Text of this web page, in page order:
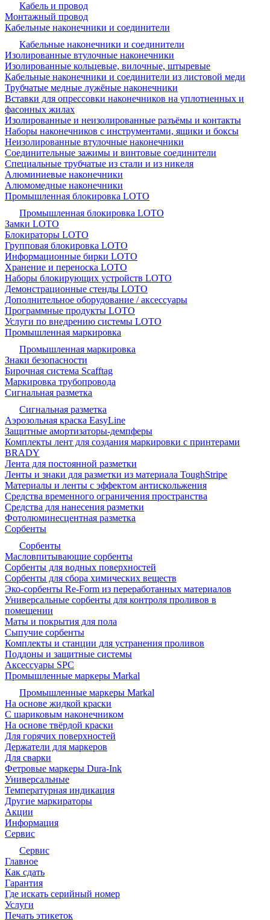
Кабель и провод
Монтажный провод
Кабельные наконечники и соединители
Кабельные наконечники и соединители
Изолированные втулочные наконечники
Изолированные кольцевые, вилочные, штыревые
Кабельные наконечники и соединители из листовой меди
Трубчатые медные лужёные наконечники
Вставки для опрессовки наконечников на уплотненных и
фасонных жилах
Изолированные и неизолированные разъёмы и контакты
Наборы наконечников с инструментами, ящики и боксы
Неизолированные втулочные наконечники
Соединительные зажимы и винтовые соединители
Специальные трубчатые из стали и из никеля
Алюминиевые наконечники
Алюмомедные наконечники
Промышленная блокировка LOTO
Промышленная блокировка LOTO
Замки LOTO
Блокираторы LOTO
Групповая блокировка LOTO
Информационные бирки LOTO
Хранение и переноска LOTO
Наборы блокирующих устройств LOTO
Демонстрационные стенды LOTO
Дополнительное оборудование / аксессуары
Программные продукты LOTO
Услуги по внедрению системы LOTO
Промышленная маркировка
Промышленная маркировка
Знаки безопасности
Бирочная система Scafftag
Маркировка трубопровода
Сигнальная разметка
Сигнальная разметка
Аэрозольная краска EasyLine
Защитные амортизаторы-демпферы
Комплекты лент для создания маркировки с принтерами
BRADY
Лента для постоянной разметки
Ленты и знаки для разметки из материала ToughStripe
Материалы и ленты с эффектом антискольжения
Средства временного ограничения пространства
Средства для нанесения разметки
Фотолюминесцентная разметка
Сорбенты
Сорбенты
Масловпитывающие сорбенты
Сорбенты для водных поверхностей
Сорбенты для сбора химических веществ
Эко-сорбенты Re-Form из переработанных материалов
Универсальные сорбенты для контроля проливов в
помещении
Маты и покрытия для пола
Сыпучие сорбенты
Комплекты и станции для устранения проливов
Поддоны и защитные системы
Аксессуары SPC
Промышленные маркеры Markal
Промышленные маркеры Markal
На основе жидкой краски
С шариковым наконечником
На основе твёрдой краски
Для горячих поверхностей
Держатели для маркеров
Для сварки
Фетровые маркеры Dura-Ink
Универсальные
Температурная индикация
Другие маркираторы
Акции
Информация
Сервис
Сервис
Главное
Как сдать
Гарантия
Где искать серийный номер
Услуги
Печать этикеток